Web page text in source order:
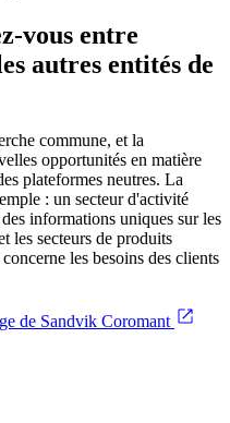
vous entre
autres entités de
commune, et la
opportunités en matière
plateformes neutres. La
: un secteur d'activité
informations uniques sur les
les secteurs de produits
les besoins des clients
de Sandvik Coromant